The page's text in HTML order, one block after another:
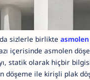
sizlerle birlikte
içerisinde asmolen
statik olarak hiçbir
ile kirişli plak